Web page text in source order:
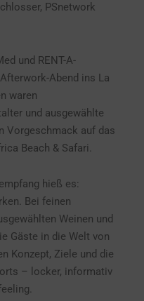
PSnetwork
und RENT-A-
Abend ins La
waren
und ausgewählte
Vorgeschmack auf das
Beach & Safari.
hieß es:
Bei feinen
Weinen und
Gäste in die Welt von
Konzept, Ziele und die
– locker, informativ